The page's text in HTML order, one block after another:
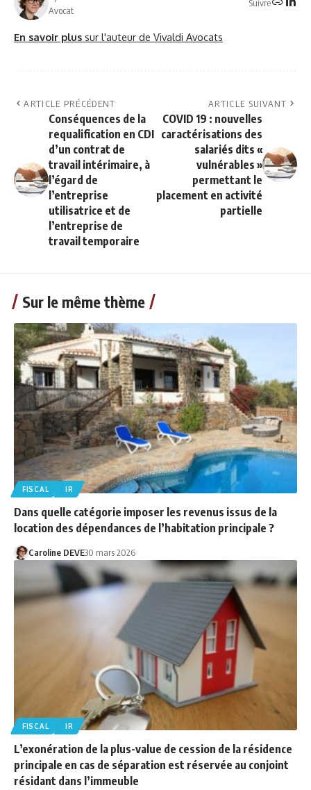
Avocat
Suivre
En savoir plus sur l'auteur de Vivaldi Avocats
ARTICLE PRÉCÉDENT
Conséquences de la
requalification en CDI
d’un contrat de
travail intérimaire, à
l’égard de
l’entreprise
utilisatrice et de
l’entreprise de
travail temporaire
ARTICLE SUIVANT
COVID 19 : nouvelles
caractérisations des
salariés dits «
vulnérables »
permettant le
placement en activité
partielle
Sur le même thème
FISCAL IR
Dans quelle catégorie imposer les revenus issus de la
location des dépendances de l’habitation principale ?
Caroline DEVE30 mars 2026
FISCAL IR
L’exonération de la plus-value de cession de la résidence
principale en cas de séparation est réservée au conjoint
résidant dans l’immeuble